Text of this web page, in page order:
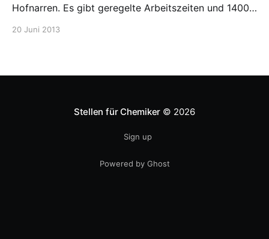
Hofnarren. Es gibt geregelte Arbeitszeiten und 1400
20 Juni 2013
Stellen für Chemiker © 2026
Sign up
Powered by Ghost